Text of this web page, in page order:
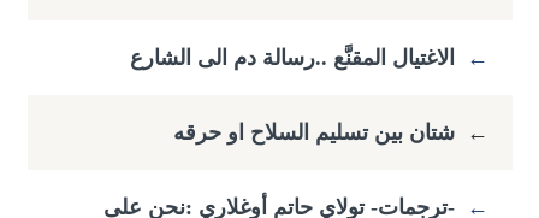
← الاغتيال المقنَّع ..رسالة دم الى الشارع
← شتان بين تسليم السلاح او حرقه
←
-ترجمات- تولاي حاتم أوغلاري :​نحن على